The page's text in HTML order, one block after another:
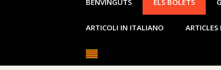
BENVINGUTS ELS BOLETS
ARTICOLI IN ITALIANO ARTICLES